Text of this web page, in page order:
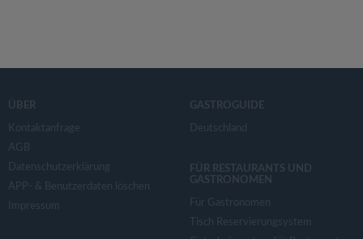
ÜBER
Kontaktanfrage
AGB
Datenschutzerklärung
APP- & Benutzerdaten löschen
Impressum
GASTROGUIDE
Deutschland
FÜR RESTAURANTS UND
GASTRONOMEN
Für Gastronomen
Tisch Reservierungsystem